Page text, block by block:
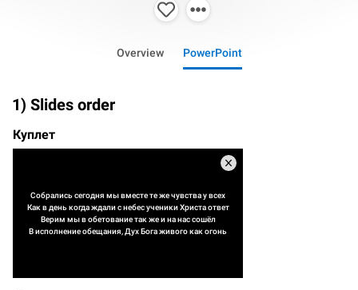
Overview PowerPoint
1) Slides order
Куплет
Собрались сегодня мы вместе те же чувства у всех
Как в день когда ждали с небес ученики Христа ответ
Верим мы в обетование так же и на нас сошёл
В исполнение обещания, Дух Бога живого как огонь